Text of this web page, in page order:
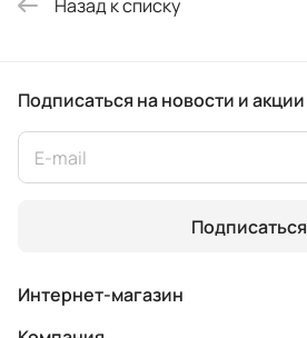
Назад к списку
Подписаться на новости и акции
Подписаться
Интернет-магазин